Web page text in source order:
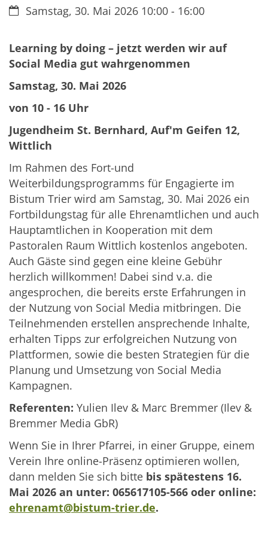
Datum:Samstag, 30. Mai 2026 10:00 - 16:00
Learning by doing – jetzt werden wir auf
Social Media gut wahrgenommen
Samstag, 30. Mai 2026
von 10 - 16 Uhr
Jugendheim St. Bernhard, Auf'm Geifen 12,
Wittlich
Im Rahmen des Fort-und
Weiterbildungsprogramms für Engagierte im
Bistum Trier wird am Samstag, 30. Mai 2026 ein
Fortbildungstag für alle Ehrenamtlichen und auch
Hauptamtlichen in Kooperation mit dem
Pastoralen Raum Wittlich kostenlos angeboten.
Auch Gäste sind gegen eine kleine Gebühr
herzlich willkommen! Dabei sind v.a. die
angesprochen, die bereits erste Erfahrungen in
der Nutzung von Social Media mitbringen. Die
Teilnehmenden erstellen ansprechende Inhalte,
erhalten Tipps zur erfolgreichen Nutzung von
Plattformen, sowie die besten Strategien für die
Planung und Umsetzung von Social Media
Kampagnen.
Referenten: Yulien Ilev & Marc Bremmer (Ilev &
Bremmer Media GbR)
Wenn Sie in Ihrer Pfarrei, in einer Gruppe, einem
Verein Ihre online-Präsenz optimieren wollen,
dann melden Sie sich bitte bis spätestens 16.
Mai 2026 an unter: 065617105-566 oder online:
ehrenamt@bistum-trier.de.